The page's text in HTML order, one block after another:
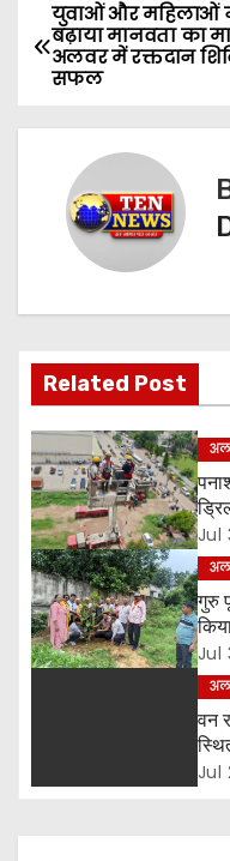
P
o
s
v
g
a
t
i
o
n
युवाओं और महिलाओं
बढ़ाया मानवता का
अलवर में रक्तदान
सफल
Related Post
Jul
गुरु
6
Jul
वन
Jul